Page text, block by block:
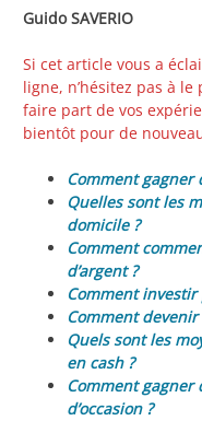
Guido SAVERIO
Si cet article vous a
ligne, n’hésitez pas à
faire part de vos
bientôt pour de
Comment gagner
Quelles sont les
domicile ?
Comment
d’argent ?
Comment
Comment
Quels sont les
en cash ?
Comment gagner
d’occasion ?